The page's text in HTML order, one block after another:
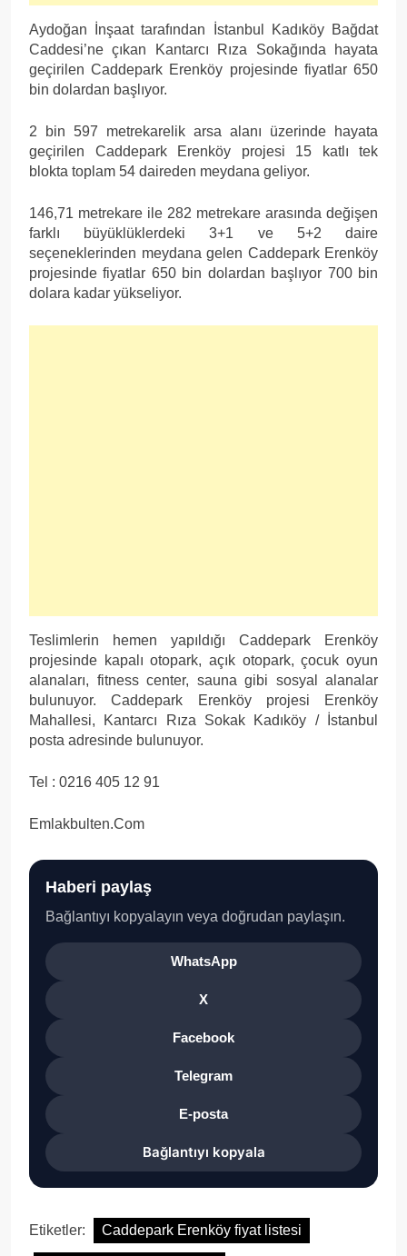
Aydoğan İnşaat tarafından İstanbul Kadıköy Bağdat
Caddesi’ne çıkan Kantarcı Rıza Sokağında hayata
geçirilen Caddepark Erenköy projesinde fiyatlar 650
bin dolardan başlıyor.
2 bin 597 metrekarelik arsa alanı üzerinde hayata
geçirilen Caddepark Erenköy projesi 15 katlı tek
blokta toplam 54 daireden meydana geliyor.
146,71 metrekare ile 282 metrekare arasında değişen
farklı büyüklüklerdeki 3+1 ve 5+2 daire
seçeneklerinden meydana gelen Caddepark Erenköy
projesinde fiyatlar 650 bin dolardan başlıyor 700 bin
dolara kadar yükseliyor.
Teslimlerin hemen yapıldığı Caddepark Erenköy
projesinde kapalı otopark, açık otopark, çocuk oyun
alanaları, fitness center, sauna gibi sosyal alanalar
bulunuyor. Caddepark Erenköy projesi Erenköy
Mahallesi, Kantarcı Rıza Sokak Kadıköy / İstanbul
posta adresinde bulunuyor.
Tel : 0216 405 12 91
Emlakbulten.Com
Haberi paylaş
Bağlantıyı kopyalayın veya doğrudan paylaşın.
WhatsApp
X
Facebook
Telegram
E-posta
Bağlantıyı kopyala
Etiketler: Caddepark Erenköy fiyat listesi